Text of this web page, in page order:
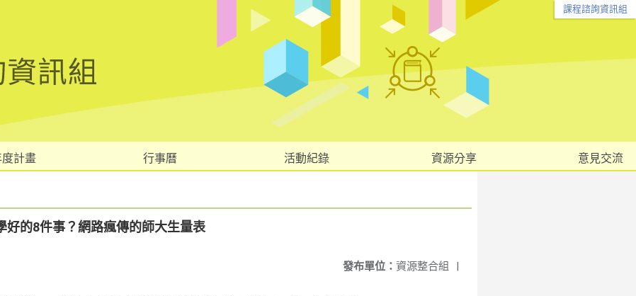
課程諮詢資訊組
計畫 行事曆 活動紀錄 資源分享 意見交流
好的8件事？網路瘋傳的師大生量表
發布單位： 資源整合組 |